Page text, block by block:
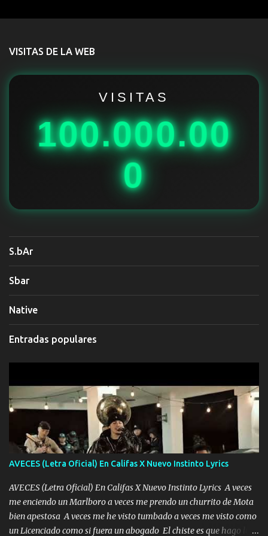
t
r
VISITAS DE LA WEB
VISITAS
100.000.00
0
S.bAr
Sbar
Native
Entradas populares
AVECES (Letra Oficial) En Califas X Nuevo Instinto Lyrics
AVECES (Letra Oficial) En Califas X Nuevo Instinto Lyrics A veces
me enciendo un Marlboro a veces me prendo un churrito de Mota
bien apestosa A veces me he visto tumbado a veces me visto como
un Licenciado como si fuera un abogado El chiste es que hago lo